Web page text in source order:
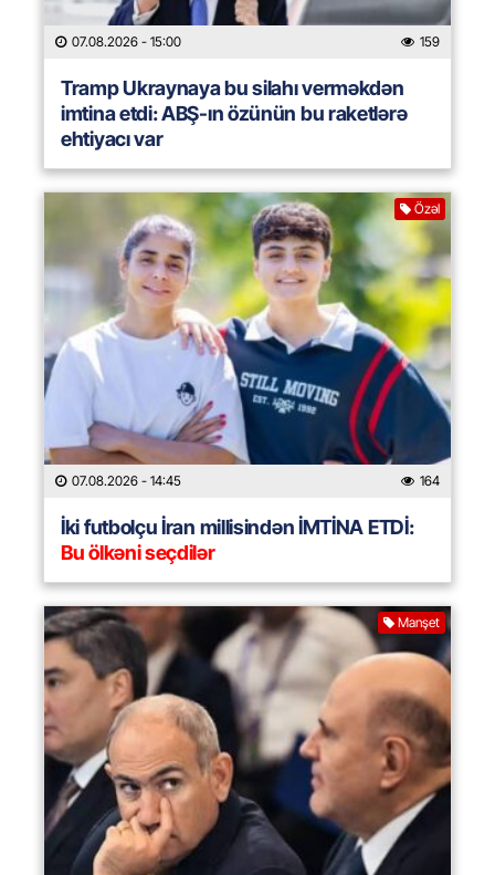
07.08.2026 - 15:00 159
Tramp Ukraynaya bu silahı verməkdən
imtina etdi: ABŞ-ın özünün bu raketlərə
ehtiyacı var
Özəl
07.08.2026 - 14:45 164
İki futbolçu İran millisindən İMTİNA ETDİ:
Bu ölkəni seçdilər
Manşet